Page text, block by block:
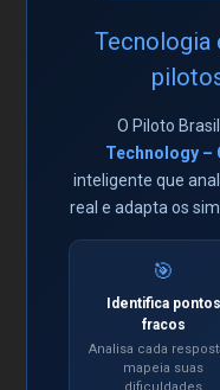
📋 Descrição do
SIMULADOS ILIMITADOS
Questões ANAC com a
profissionais da aviação
A quantidade de
prazo de validade.
Este aplicativo consiste
matérias do curso de
Tecnologia
O Piloto
Technology –
inteligente que
real e adapta os
🎯
Identifica pontos
fracos
Analisa cada
mapeia suas